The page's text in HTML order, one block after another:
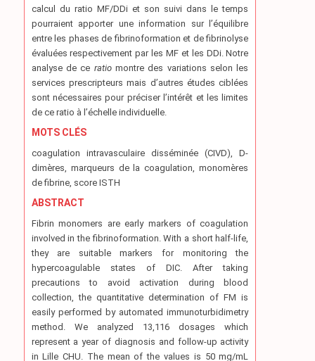
calcul du ratio MF/DDi et son suivi dans le temps
pourraient apporter une information sur l’équilibre
entre les phases de fibrinoformation et de fibrinolyse
évaluées respectivement par les MF et les DDi. Notre
analyse de ce ratiomontre des variations selon les
services prescripteurs mais d’autres études ciblées
sont nécessaires pour préciser l’intérêt et les limites
de ce ratio à l’échelle individuelle.
MOTS CLÉS
coagulation intravasculaire disséminée (CIVD), D-
dimères, marqueurs de la coagulation, monomères
de fibrine, score ISTH
ABSTRACT
Fibrin monomers are early markers of coagulation
involved in the fibrinoformation. With a short half-life,
they are suitable markers for monitoring the
hypercoagulable states of DIC. After taking
precautions to avoid activation during blood
collection, the quantitative determination of FM is
easily performed by automated immunoturbidimetry
method. We analyzed 13,116 dosages which
represent a year of diagnosis and follow-up activity
in Lille CHU. The mean of the values is 50 mg/mL